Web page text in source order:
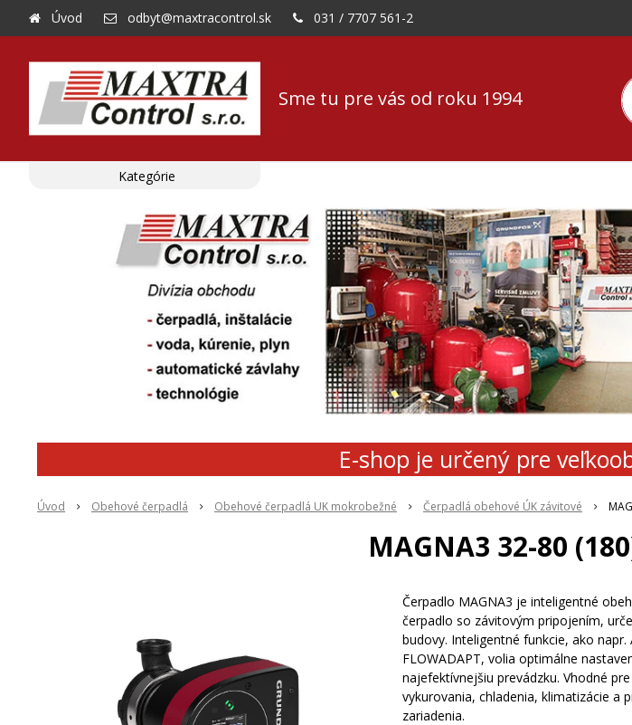
Sme tu pre vás od roku 1994
Úvod odbyt@maxtracontrol.sk 031 / 7707 561-2
E-shop je určený pre
Úvod Obehové čerpadlá Obehové čerpadlá UK mokrobežné Čerpadlá obehové ÚK závitové
MAGNA3 32-80
Čerpadlo MAGNA3 je inteligentné
čerpadlo so závitovým pripojením,
budovy. Inteligentné funkcie, ako napr.
FLOWADAPT, volia optimálne
najefektívnejšiu prevádzku. Vhodné
vykurovania, chladenia, klimatizácie a
zariadenia.
Kategórie